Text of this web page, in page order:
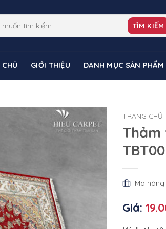
TÌM KIẾM
GIỚI THIỆU DANH MỤC SẢN PHẨM
TRANG CHỦ
Mã
Giá: